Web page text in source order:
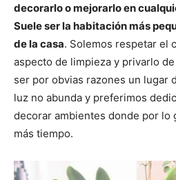
decorarlo o mejorarlo en
Suele ser la habitación más
de la casa. Solemos respetar el
aspecto de limpieza y privarlo
ser por obvias razones un lugar
luz no abunda y preferimos
decorar ambientes donde por lo
más tiempo.